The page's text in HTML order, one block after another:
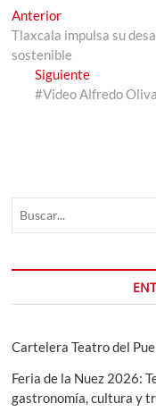
Navegación
de
entradas
AnteriorEntrada
anterior:
Tlaxcala impulsa su
sostenible
SiguienteEntrada
siguiente:
#Video Alfredo
Cartelera Teatro del
Feria de la Nuez 2026:
gastronomía, cultura y